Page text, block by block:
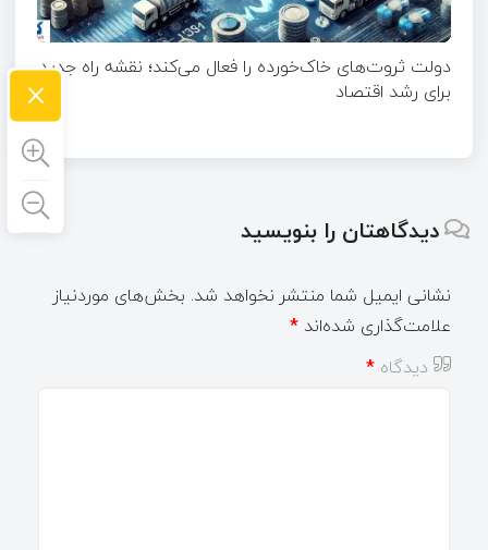
دولت ثروت‌های خاک‌خورده را فعال می‌کند؛ نقشه راه جدید
برای رشد اقتصاد
دیدگاهتان را بنویسید
نشانی ایمیل شما منتشر نخواهد شد. بخش‌های موردنیاز
علامت‌گذاری شده‌اند *
دیدگاه *
×